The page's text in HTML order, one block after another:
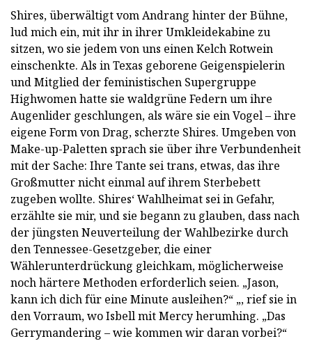
Shires, überwältigt vom Andrang hinter der Bühne,
lud mich ein, mit ihr in ihrer Umkleidekabine zu
sitzen, wo sie jedem von uns einen Kelch Rotwein
einschenkte. Als in Texas geborene Geigenspielerin
und Mitglied der feministischen Supergruppe
Highwomen hatte sie waldgrüne Federn um ihre
Augenlider geschlungen, als wäre sie ein Vogel – ihre
eigene Form von Drag, scherzte Shires. Umgeben von
Make-up-Paletten sprach sie über ihre Verbundenheit
mit der Sache: Ihre Tante sei trans, etwas, das ihre
Großmutter nicht einmal auf ihrem Sterbebett
zugeben wollte. Shires‘ Wahlheimat sei in Gefahr,
erzählte sie mir, und sie begann zu glauben, dass nach
der jüngsten Neuverteilung der Wahlbezirke durch
den Tennessee-Gesetzgeber, die einer
Wählerunterdrückung gleichkam, möglicherweise
noch härtere Methoden erforderlich seien. „Jason,
kann ich dich für eine Minute ausleihen?“ „, rief sie in
den Vorraum, wo Isbell mit Mercy herumhing. „Das
Gerrymandering – wie kommen wir daran vorbei?“